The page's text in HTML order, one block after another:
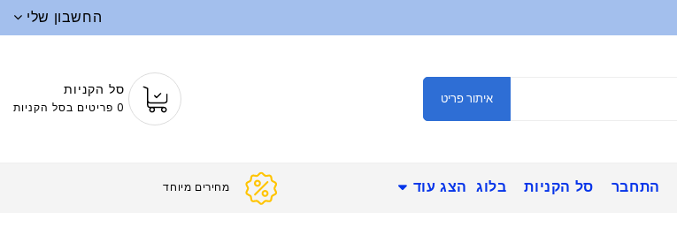
החשבון שלי
איתור פריט
סל הקניות
0 פריטים בסל הקניות
התחבר סל הקניות בלוג הצג עוד מחירים